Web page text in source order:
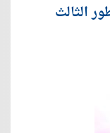
الثالث